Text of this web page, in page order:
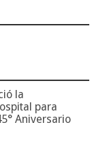
la
para
Aniversario